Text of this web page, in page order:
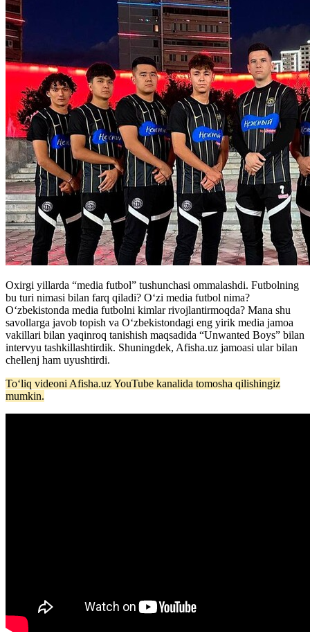
Oxirgi yillarda “media futbol” tushunchasi ommalashdi. Futbolning
bu turi nimasi bilan farq qiladi? Oʻzi media futbol nima?
Oʻzbekistonda media futbolni kimlar rivojlantirmoqda? Mana shu
savollarga javob topish va Oʻzbekistondagi eng yirik media jamoa
vakillari bilan yaqinroq tanishish maqsadida “Unwanted Boys” bilan
intervyu tashkillashtirdik. Shuningdek, Afisha.uz jamoasi ular bilan
chellenj ham uyushtirdi.
Toʻliq videoni Afisha.uz YouTube kanalida tomosha qilishingiz
mumkin.